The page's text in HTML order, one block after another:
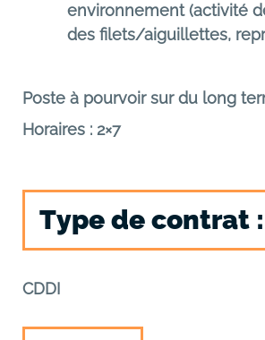
environnement (activité
des filets/aiguillettes,
Poste à pourvoir sur du long
Horaires : 2×7
Type de contrat :
CDDI